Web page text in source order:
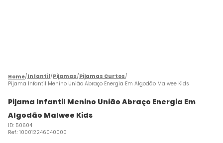
Infantil Pijamas Pijamas Curtos
Pijama Infantil Menino União Abraço Energia Em Algodão Malwee Kids
Pijama Infantil Menino União Abraço Energia Em
Algodão Malwee Kids
ID: 50604
Ref.: 100012246040000